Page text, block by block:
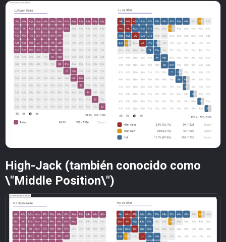
High-Jack (también conocido como
\"Middle Position\")